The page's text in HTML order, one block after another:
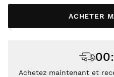
ACHETER
00:
Achetez maintenant et